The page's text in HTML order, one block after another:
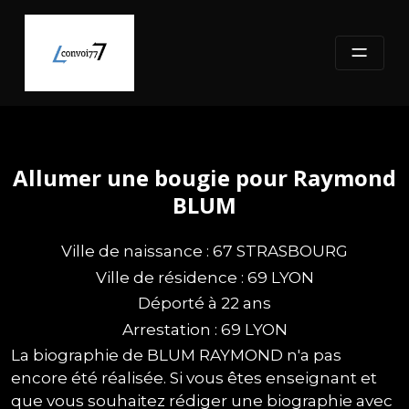
content
Allumer une bougie pour Raymond
BLUM
Ville de naissance : 67 STRASBOURG
Ville de résidence : 69 LYON
Déporté à 22 ans
Arrestation : 69 LYON
La biographie de BLUM RAYMOND n'a pas
encore été réalisée. Si vous êtes enseignant et
que vous souhaitez rédiger une biographie avec